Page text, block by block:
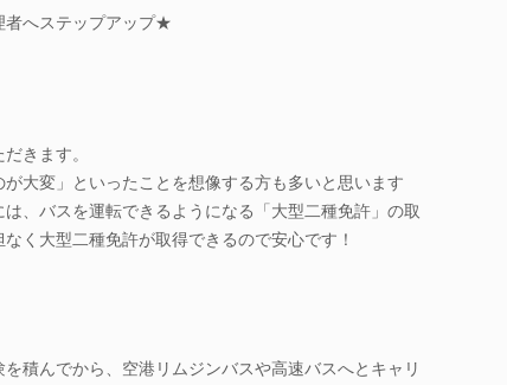
者へステップアップ★
きます。
大変」といったことを想像する方も多いと思います
、バスを運転できるようになる「大型二種免許」の取
く大型二種免許が取得できるので安心です！
積んでから、空港リムジンバスや高速バスへとキャリ